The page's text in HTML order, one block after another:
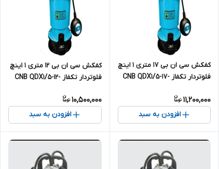
کفکش سی ان بی ۱۷ متری ۱ اینچ
فلوتردار تکفاز CNB QDX1/5-17-
تک فاز
11,200,000
افزودن به سبد
کفکش سی ان بی ۱۲ متری ۱ اینچ
فلوتردار تکفاز CNB QDX1/5-12-
تک فاز
10,500,000
افزودن به سبد